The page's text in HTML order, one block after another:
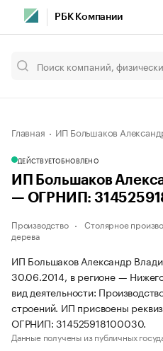
РБК Компании
Главная ИП Большаков
ДЕЙСТВУЕТОБНОВЛЕНО
ИП Большаков
— ОГРНИП:
Производство Столярное
дерева
ИП Большаков Александр
30.06.2014, в регионе —
вид деятельности:
строений. ИП присвоены
ОГРНИП: 314525918100030.
Данные получены из публичных